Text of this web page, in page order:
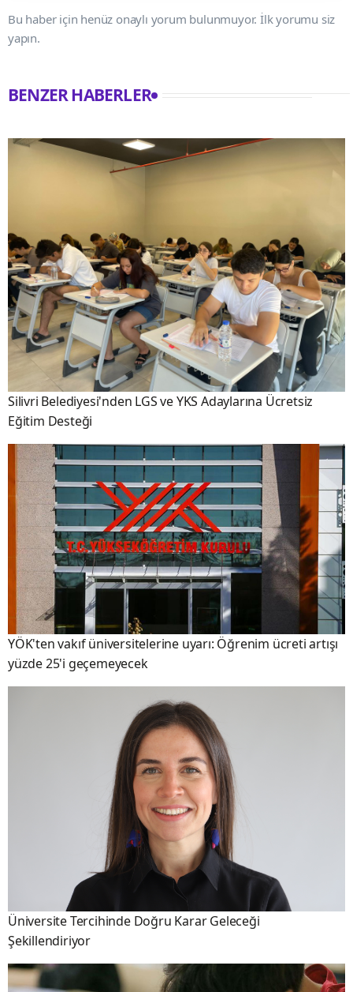
Bu haber için henüz onaylı yorum bulunmuyor. İlk yorumu siz
yapın.
BENZER HABERLER
Silivri Belediyesi'nden LGS ve YKS Adaylarına Ücretsiz
Eğitim Desteği
YÖK'ten vakıf üniversitelerine uyarı: Öğrenim ücreti artışı
yüzde 25'i geçemeyecek
Üniversite Tercihinde Doğru Karar Geleceği
Şekillendiriyor